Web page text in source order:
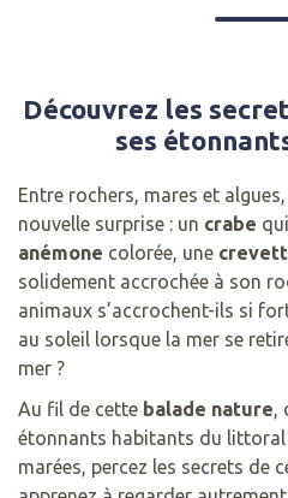
Découvrez les
ses
Entre rochers, mares et
nouvelle surprise : un crabe
anémone colorée, une
solidement accrochée à son
animaux s’accrochent-ils si
au soleil lorsque la mer se
mer ?
Au fil de cette balade nature,
étonnants habitants du littoral
marées, percez les secrets de